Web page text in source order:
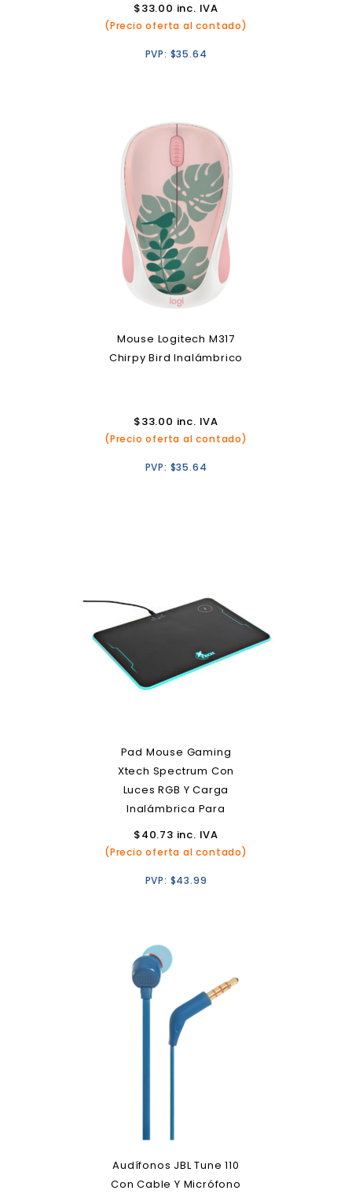
$33.00 inc. IVA
(Precio oferta al contado)
PVP: $35.64
Mouse Logitech M317
Chirpy Bird Inalámbrico
$33.00 inc. IVA
(Precio oferta al contado)
PVP: $35.64
Pad Mouse Gaming
Xtech Spectrum Con
Luces RGB Y Carga
Inalámbrica Para
Smartphones
$40.73 inc. IVA
(Precio oferta al contado)
PVP: $43.99
Audífonos JBL Tune 110
Con Cable Y Micrófono